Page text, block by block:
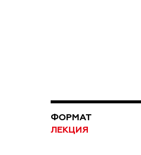
ФОРМАТ
ЛЕКЦИЯ